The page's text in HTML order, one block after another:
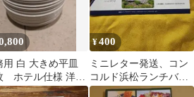
用 白 大きめ平皿
ホテル仕様 洋
食店 店舗 ま
¥400
ミニレター発送、コン
コルド浜松ランチバイ
キング1名無料券。